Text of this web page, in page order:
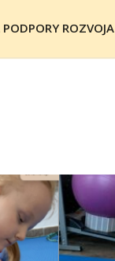
ROZVOJA